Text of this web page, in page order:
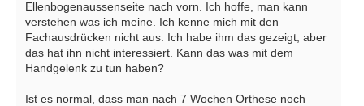
Ellenbogenaussenseite nach vorn. Ich hoffe, man kann
verstehen was ich meine. Ich kenne mich mit den
Fachausdrücken nicht aus. Ich habe ihm das gezeigt, aber
das hat ihn nicht interessiert. Kann das was mit dem
Handgelenk zu tun haben?
Ist es normal, dass man nach 7 Wochen Orthese noch